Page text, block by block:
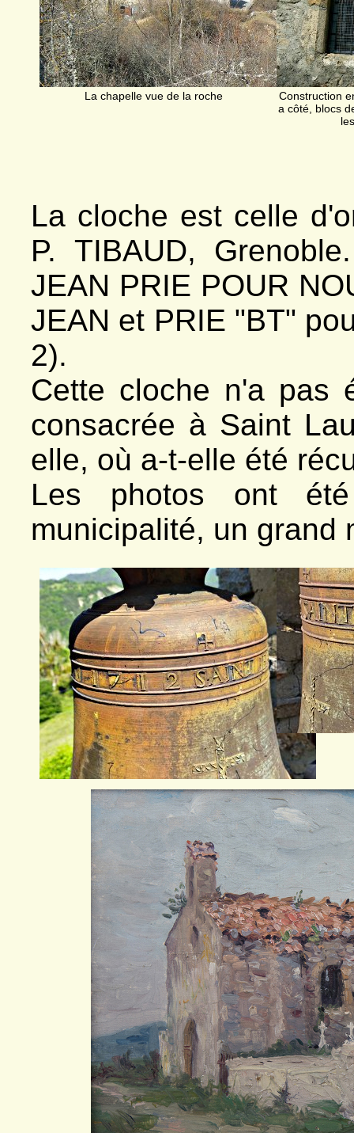
La chapelle vue de la roche
Construction
a côté, blocs
La cloche est celle
P. TIBAUD,
JEAN PRIE POUR
JEAN et PRIE "BT"
2).
Cette cloche n'a pas
consacrée à Saint
elle, où a-t-elle été
Les photos ont
municipalité, un grand